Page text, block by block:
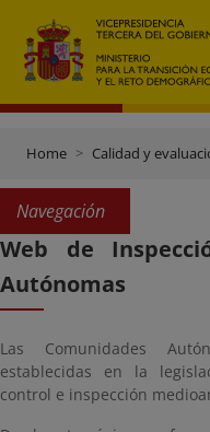
Home Calidad y
Navegación
Web de
Autónomas
Las Comunidades
establecidas en la
control e inspección